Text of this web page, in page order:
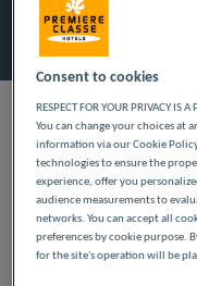
NASZE
MELUN-
NISKICH
Consent to cookies
RESPECT FOR YOUR PRIVACY IS A
You can change your choices at
information via our Cookie
technologies to ensure the
experience, offer you
audience measurements to
networks. You can accept all
preferences by cookie purpose.
for the site's operation will be